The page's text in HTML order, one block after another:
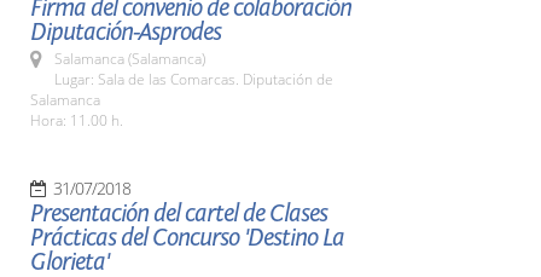
Firma del convenio de colaboración
Diputación-Asprodes
Salamanca (Salamanca)
Lugar: Sala de las Comarcas. Diputación de
Salamanca
Hora: 11.00 h.
31/07/2018
Presentación del cartel de Clases
Prácticas del Concurso 'Destino La
Glorieta'